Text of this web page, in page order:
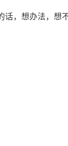
，想办法，想